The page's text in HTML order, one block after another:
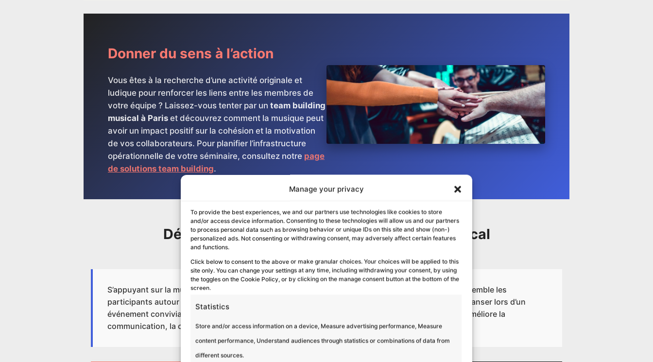
Manage your privacy
To provide the best experiences, we and our partners use technologies like cookies to store
and/or access device information. Consenting to these technologies will allow us and our partners
to process personal data such as browsing behavior or unique IDs on this site and show (non-)
personalized ads. Not consenting or withdrawing consent, may adversely affect certain features
and functions.
Click below to consent to the above or make granular choices. Your choices will be applied to this
site only. You can change your settings at any time, including withdrawing your consent, by using
the toggles on the Cookie Policy, or by clicking on the manage consent button at the bottom of the
screen.
Statistics
Store and/or access information on a device, Measure advertising performance, Measure
content performance, Understand audiences through statistics or combinations of data from
different sources.
Donner du sens à l’action
Vous êtes à la recherche d’une activité originale et
ludique pour renforcer les liens entre les membres de
votre équipe ? Laissez-vous tenter par un team building
musical à Paris et découvrez comment la musique peut
avoir un impact positif sur la cohésion et la motivation
de vos collaborateurs. Pour planifier l’infrastructure
opérationnelle de votre séminaire, consultez notre page
de solutions team building.
Découvrez le concept du team-building musical
S’appuyant sur la musique comme vecteur d’émotions et de partage, le team-building musical rassemble les
participants autour d’un projet musical commun, en les invitant à jouer ensemble, à chanter ou à danser lors d’un
événement convivial. Pouvant être adaptée à différents niveaux de compétence, cette approche améliore la
communication, la collaboration, et favorise la créativité de vos collaborateurs.